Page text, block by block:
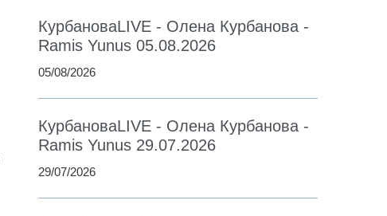
КурбановаLIVE - Олена Курбанова -
Ramis Yunus 05.08.2026
05/08/2026
КурбановаLIVE - Олена Курбанова -
Ramis Yunus 29.07.2026
29/07/2026